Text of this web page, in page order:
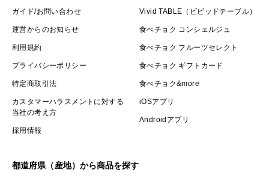
ガイド/お問い合わせ
運営からのお知らせ
利用規約
プライバシーポリシー
特定商取引法
カスタマーハラスメントに対する
当社の考え方
採用情報
Vivid TABLE（ビビッドテーブル）
食べチョク コンシェルジュ
食べチョク フルーツセレクト
食べチョク ギフトカード
食べチョク&more
iOSアプリ
Androidアプリ
都道府県（産地）から商品を探す